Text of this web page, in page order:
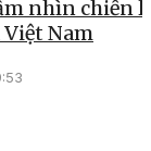
nhìn chiến
Việt Nam